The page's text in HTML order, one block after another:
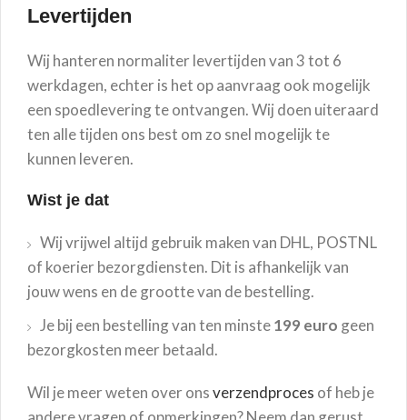
Levertijden
Wij hanteren normaliter levertijden van 3 tot 6
werkdagen, echter is het op aanvraag ook mogelijk
een spoedlevering te ontvangen. Wij doen uiteraard
ten alle tijden ons best om zo snel mogelijk te
kunnen leveren.
Wist je dat
Wij vrijwel altijd gebruik maken van DHL, POSTNL
of koerier bezorgdiensten. Dit is afhankelijk van
jouw wens en de grootte van de bestelling.
Je bij een bestelling van ten minste199 euro geen
bezorgkosten meer betaald.
Wil je meer weten over onsverzendproces of heb je